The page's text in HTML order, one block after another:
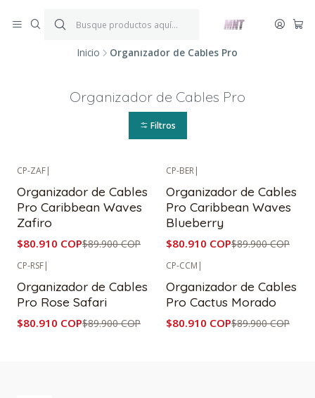
*Aplica condiciones y restricciones*
Inicio Organizador de Cables Pro
Organizador de Cables Pro
Filtros
CP-ZAF|
Organizador de Cables
Pro Caribbean Waves
Zafiro
$80.910 COP$89.900 COP
CP-BER|
Organizador de Cables
Pro Caribbean Waves
Blueberry
$80.910 COP$89.900 COP
CP-RSF|
Organizador de Cables
Pro Rose Safari
$80.910 COP$89.900 COP
CP-CCM |
Organizador de Cables
Pro Cactus Morado
$80.910 COP$89.900 COP